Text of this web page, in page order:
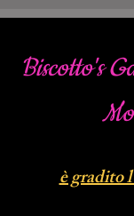
Biscotto's
è gradito